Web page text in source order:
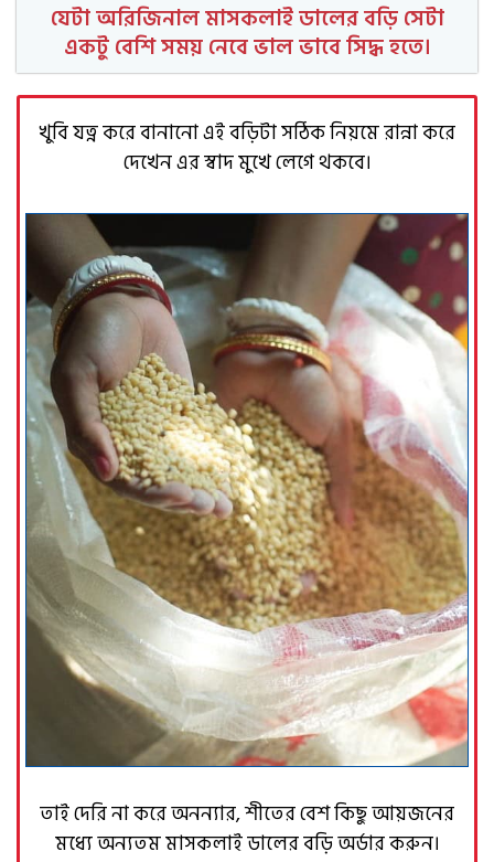
যেটা অরিজিনাল মাসকলাই ডালের বড়ি সেটা
একটু বেশি সময় নেবে ভাল ভাবে সিদ্ধ হতে।
খুবি যত্ন করে বানানো এই বড়িটা সঠিক নিয়মে রান্না করে
দেখেন এর স্বাদ মুখে লেগে থকবে।
তাই দেরি না করে অনন্যার, শীতের বেশ কিছু আয়জনের
মধ্যে অন্যতম মাসকলাই ডালের বড়ি অর্ডার করুন।